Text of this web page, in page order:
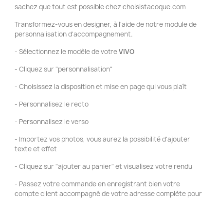
sachez que tout est possible chez choisistacoque.com
Transformez-vous en designer, à l'aide de notre module de
personnalisation d'accompagnement.
- Sélectionnez le modèle de votreVIVO
- Cliquez sur "personnalisation"
- Choisissez la disposition et mise en page qui vous plaît
- Personnalisez le recto
- Personnalisez le verso
- Importez vos photos, vous aurez la possibilité d'ajouter
texte et effet
- Cliquez sur "ajouter au panier" et visualisez votre rendu
- Passez votre commande en enregistrant bien votre
compte client accompagné de votre adresse complète pour